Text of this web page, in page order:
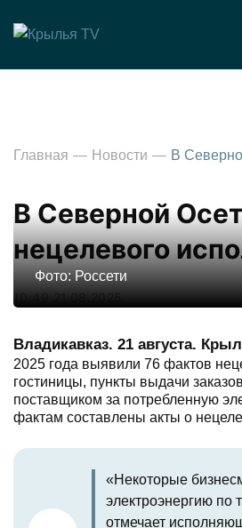
Главная Новости
В Северной
нецелевого
10:49 21.08.2025
Фото: Россети
Владикавказ. 21 августа.
2025 года выявили 76 фактов
гостиницы, пункты выдачи
поставщиком за потребленную
фактам составлены акты о
«Некоторые
электроэнергию по
отмечает